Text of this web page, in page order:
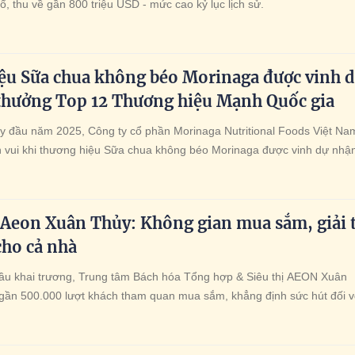
thu về gần 800 triệu USD - mức cao kỷ lục lịch sử.
Sữa chua không béo Morinaga được vinh
Top 12 Thương hiệu Mạnh Quốc gia
đầu năm 2025, Công ty cổ phần Morinaga Nutritional Foods Việt
khi thương hiệu Sữa chua không béo Morinaga được vinh dự nhận
phẩm dinh dưỡng tại Việt Nam.
Xuân Thủy: Không gian mua sắm, giải
cả nhà
khai trương, Trung tâm Bách hóa Tổng hợp & Siêu thị AEON Xuân
500.000 lượt khách tham quan mua sắm, khẳng định sức hút đối